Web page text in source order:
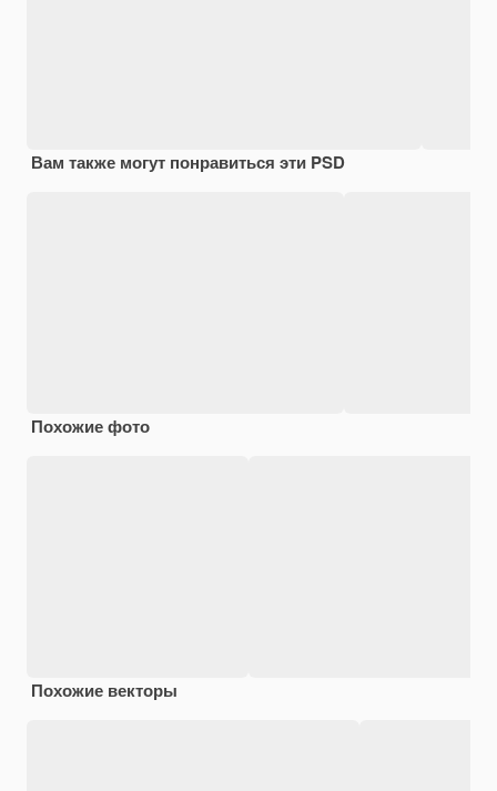
Вам также могут понравиться эти PSD
Похожие фото
Похожие векторы